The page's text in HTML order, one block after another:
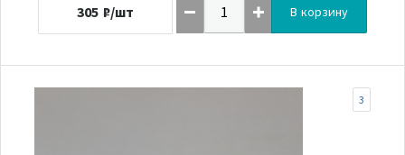
305 ₽/шт В корзину
3